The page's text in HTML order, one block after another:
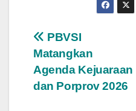
Navigasi
pos
PBVSI
Matangkan
Agenda Kejuaraan
dan Porprov 2026